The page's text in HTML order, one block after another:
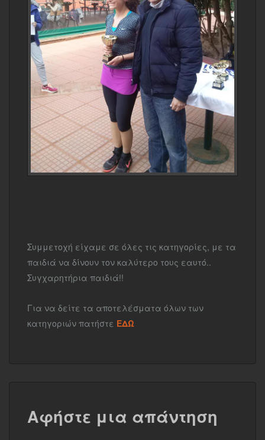
Συμμετοχή είχαμε σε όλες τις κατηγορίες, με τα
παιδιά να δίνουν τον καλύτερο τους εαυτό..
Συγχαρητήρια παιδιά!!
Για να δείτε τα αποτελέσματα όλων των
κατηγοριών πατήστε ΕΔΩ
Αφήστε μια απάντηση